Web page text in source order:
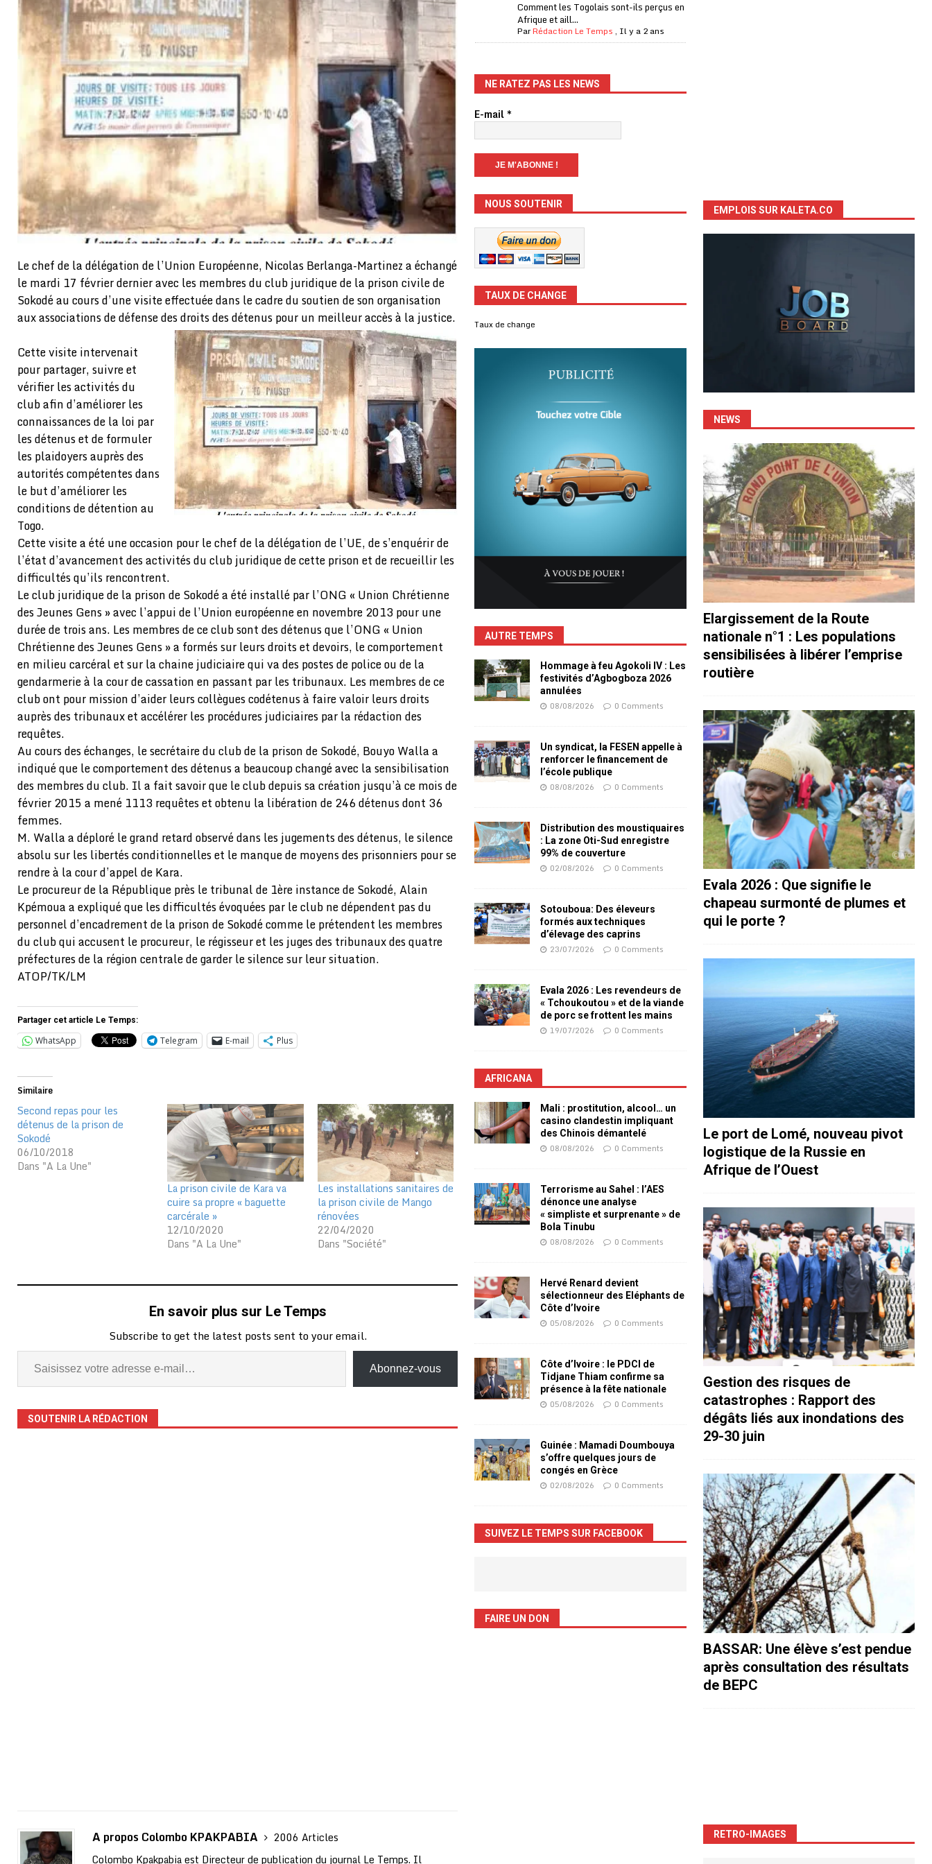
Le chef de la délégation de l’Union Européenne, Nicolas Berlanga-Martinez a échangé
le mardi 17 février dernier avec les membres du club juridique de la prison civile de
Sokodé au cours d’une visite effectuée dans le cadre du soutien de son organisation
aux associations de défense des droits des détenus pour un meilleur accès à la justice.
Cette visite intervenait
pour partager, suivre et
vérifier les activités du
club afin d’améliorer les
connaissances de la loi par
les détenus et de formuler
les plaidoyers auprès des
autorités compétentes dans
le but d’améliorer les
conditions de détention au
Togo.
Cette visite a été une occasion pour le chef de la délégation de l’UE, de s’enquérir de
l’état d’avancement des activités du club juridique de cette prison et de recueillir les
difficultés qu’ils rencontrent.
Le club juridique de la prison de Sokodé a été installé par l’ONG « Union Chrétienne
des Jeunes Gens » avec l’appui de l’Union européenne en novembre 2013 pour une
durée de trois ans. Les membres de ce club sont des détenus que l’ONG « Union
Chrétienne des Jeunes Gens » a formés sur leurs droits et devoirs, le comportement
en milieu carcéral et sur la chaine judiciaire qui va des postes de police ou de la
gendarmerie à la cour de cassation en passant par les tribunaux. Les membres de ce
club ont pour mission d’aider leurs collègues codétenus à faire valoir leurs droits
auprès des tribunaux et accélérer les procédures judiciaires par la rédaction des
requêtes.
Au cours des échanges, le secrétaire du club de la prison de Sokodé, Bouyo Walla a
indiqué que le comportement des détenus a beaucoup changé avec la sensibilisation
des membres du club. Il a fait savoir que le club depuis sa création jusqu’à ce mois de
février 2015 a mené 1113 requêtes et obtenu la libération de 246 détenus dont 36
femmes.
M. Walla a déploré le grand retard observé dans les jugements des détenus, le silence
absolu sur les libertés conditionnelles et le manque de moyens des prisonniers pour se
rendre à la cour d’appel de Kara.
Le procureur de la République près le tribunal de 1ère instance de Sokodé, Alain
Kpémoua a expliqué que les difficultés évoquées par le club ne dépendent pas du
personnel d’encadrement de la prison de Sokodé comme le prétendent les membres
du club qui accusent le procureur, le régisseur et les juges des tribunaux des quatre
préfectures de la région centrale de garder le silence sur leur situation.
ATOP/TK/LM
Partager cet article Le Temps:
WhatsApp Telegram E-mail Plus
Similaire
Second repas pour les
détenus de la prison de
Sokodé
06/10/2018
Dans "A La Une"
La prison civile de Kara va
cuire sa propre « baguette
carcérale »
12/10/2020
Dans "A La Une"
Les installations sanitaires de
la prison civile de Mango
rénovées
22/04/2020
Dans "Société"
En savoir plus sur Le Temps
Subscribe to get the latest posts sent to your email.
Abonnez-vous
SOUTENIR LA RÉDACTION
A propos Colombo KPAKPABIA
2006 Articles
Colombo Kpakpabia est Directeur de publication du journal Le Temps. Il
Comment les Togolais sont-ils perçus en
Afrique et aill...
ParRédaction Le Temps , Il y a 2 ans
NE RATEZ PAS LES NEWS
E-mail*
NOUS SOUTENIR
TAUX DE CHANGE
Taux de change
AUTRE TEMPS
Hommage à feu Agokoli IV : Les
festivités d’Agbogboza 2026
annulées
08/08/2026 0 Comments
Un syndicat, la FESEN appelle à
renforcer le financement de
l’école publique
08/08/2026 0 Comments
Distribution des moustiquaires
: La zone Oti-Sud enregistre
99% de couverture
02/08/2026 0 Comments
Sotouboua: Des éleveurs
formés aux techniques
d’élevage des caprins
23/07/2026 0 Comments
Evala 2026 : Les revendeurs de
« Tchoukoutou » et de la viande
de porc se frottent les mains
19/07/2026 0 Comments
AFRICANA
Mali : prostitution, alcool… un
casino clandestin impliquant
des Chinois démantelé
08/08/2026 0 Comments
Terrorisme au Sahel : l’AES
dénonce une analyse
« simpliste et surprenante » de
Bola Tinubu
08/08/2026 0 Comments
Hervé Renard devient
sélectionneur des Eléphants de
Côte d’Ivoire
05/08/2026 0 Comments
Côte d’Ivoire : le PDCI de
Tidjane Thiam confirme sa
présence à la fête nationale
05/08/2026 0 Comments
Guinée : Mamadi Doumbouya
s’offre quelques jours de
congés en Grèce
02/08/2026 0 Comments
SUIVEZ LE TEMPS SUR FACEBOOK
FAIRE UN DON
EMPLOIS SUR KALETA.CO
NEWS
Elargissement de la Route
nationale n°1 : Les populations
sensibilisées à libérer l’emprise
routière
Evala 2026 : Que signifie le
chapeau surmonté de plumes et
qui le porte ?
Le port de Lomé, nouveau pivot
logistique de la Russie en
Afrique de l’Ouest
Gestion des risques de
catastrophes : Rapport des
dégâts liés aux inondations des
29-30 juin
BASSAR: Une élève s’est pendue
après consultation des résultats
de BEPC
RETRO-IMAGES